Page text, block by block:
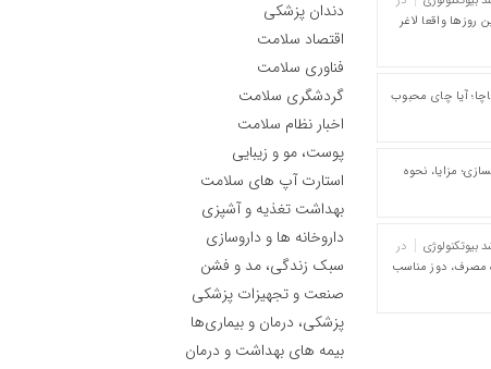
واقعا لاغر
آیا چای محبوب
مزایا، نحوه
بیوتکنولوژی
در
مصرف، دوز مناسب
دندان پزشکی
اقتصاد سلامت
فناوری سلامت
گردشگری سلامت
اخبار نظام سلامت
پوست، مو و زیبایی
استارت آپ های سلامت
بهداشت تغذیه و آشپزی
داروخانه ها و داروسازی
سبک زندگی، مد و فشن
صنعت و تجهیزات پزشکی
پزشکی، درمان و بیماری‌ها
بیمه های بهداشت و درمان